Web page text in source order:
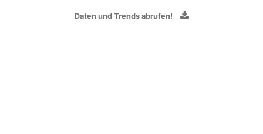
Daten und Trends abrufen!